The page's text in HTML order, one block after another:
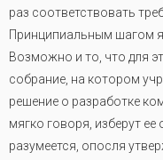
раз соответствовать
Принципиальным шагом
Возможно и то, что для
собрание, на котором
решение о разработке
мягко говоря, изберут
разумеется, опосля